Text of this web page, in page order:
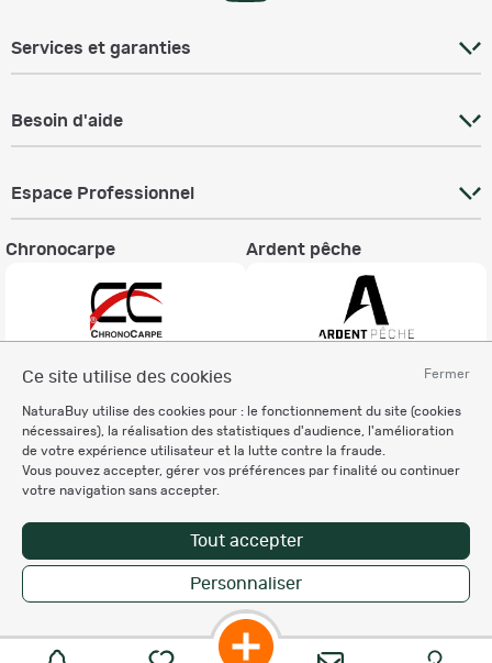
Fermer
Ce site utilise des cookies
NaturaBuy utilise des cookies pour : le fonctionnement du site (cookies
nécessaires), la réalisation des statistiques d'audience, l'amélioration
de votre expérience utilisateur et la lutte contre la fraude.
Vous pouvez accepter, gérer vos préférences par finalité ou continuer
votre navigation sans accepter.
Tout accepter
Personnaliser
Services et garanties
Besoin d'aide
Espace Professionnel
Chronocarpe Ardent pêche
Charte éthique
Mentions légales
Règlement & Conditions d'utilisation
Politique de protection
des données personnelles
Personnalisation des cookies
Copyright © 2007-2026 NaturaBuy. Tous droits réservés. N°CNIL: 1239459.
Les marques commerciales mentionnées appartiennent à leurs propriétaires
respectifs in 0.092 s
Suggestions de recherche